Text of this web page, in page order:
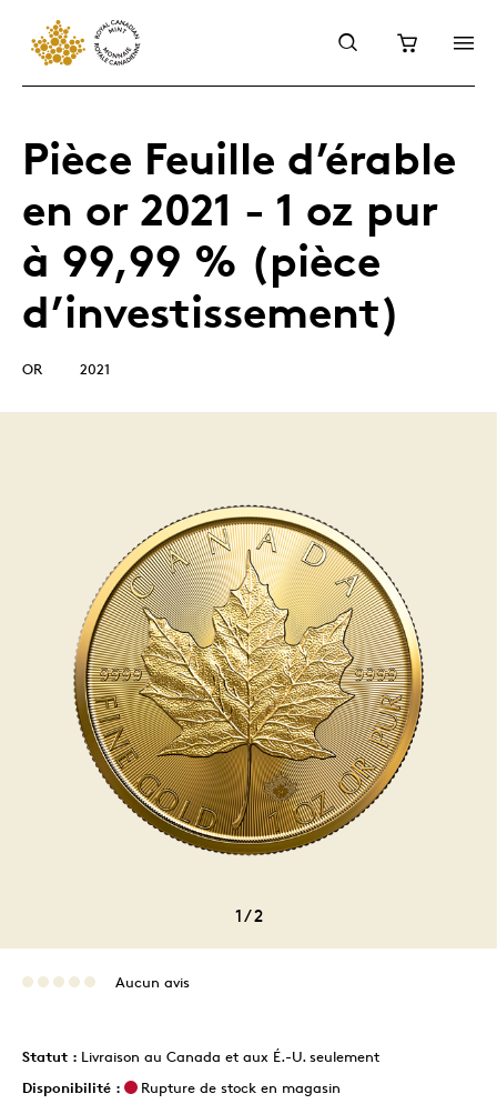
Pièce Feuille d’érable
en or 2021 - 1 oz pur
à 99,99 % (pièce
d’investissement)
OR 2021
1/2
Aucun avis
Statut : Livraison au Canada et aux É.-U. seulement
Disponibilité :
Rupture de stock en magasin